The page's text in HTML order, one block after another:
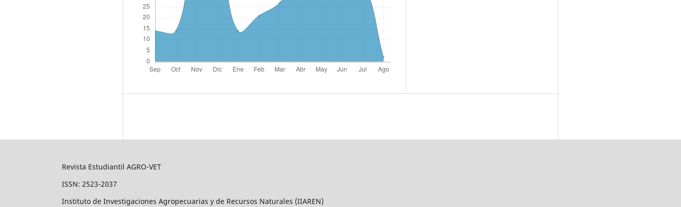
Revista Estudiantil AGRO-VET
ISSN: 2523-2037
Instituto de Investigaciones Agropecuarias y de Recursos Naturales (IIAREN)